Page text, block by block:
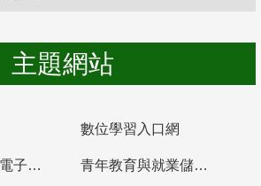
主題網站
數位學習入口網
教育部統計處電子書櫃 青年教育與就業儲蓄帳戶